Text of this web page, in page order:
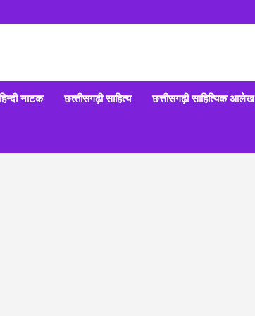
हिन्‍दी नाटक छत्‍तीसगढ़ी साहित्‍य छत्तीसगढ़ी साहित्यिक आलेख